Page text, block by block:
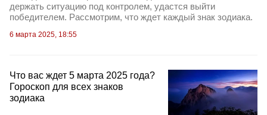
держать ситуацию под контролем, удастся выйти
победителем. Рассмотрим, что ждет каждый знак зодиака.
6 марта 2025, 18:55
Что вас ждет 5 марта 2025 года?
Гороскоп для всех знаков
зодиака